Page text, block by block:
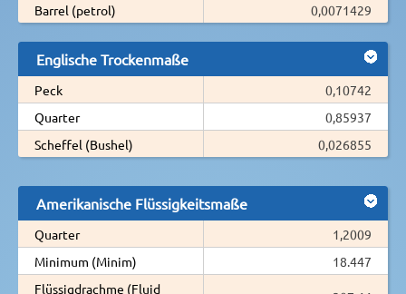
Barrel (petrol)
0,0071429
Englische Trockenmaße
Peck
0,10742
Quarter
0,85937
Scheffel (Bushel)
0,026855
Amerikanische Flüssigkeitsmaße
Quarter
1,2009
Minimum (Minim)
18.447
Flüssigdrachme (Fluid